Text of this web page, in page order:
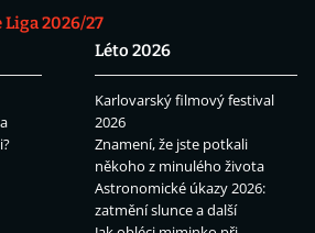
Liga 2026/27
Léto 2026
Karlovarský filmový festival
2026
Znamení, že jste potkali
někoho z minulého života
Astronomické úkazy 2026:
zatmění slunce a další